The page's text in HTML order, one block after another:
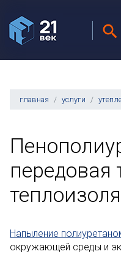
главная услуги
передовая
Напыление
окружающей среды и